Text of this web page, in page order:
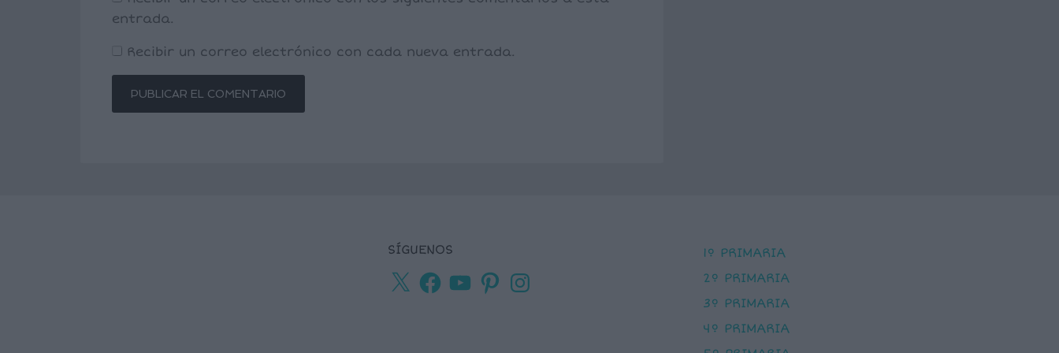
entrada.
Recibir un correo electrónico con cada nueva entrada.
SÍGUENOS
X
Facebook
YouTubePinterestInstagram
1º PRIMARIA
2º PRIMARIA
3º PRIMARIA
4º PRIMARIA